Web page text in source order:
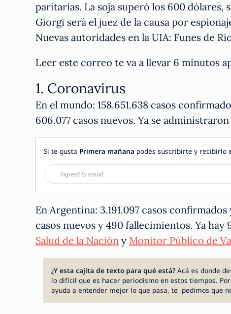
paritarias. La soja superó los 600 dólares,
Giorgi será el juez de la causa por
Nuevas autoridades en la UIA: Funes de
Leer este correo te va a llevar 6 minutos
1. Coronavirus
En el mundo: 158.651.638 casos
606.077 casos nuevos. Ya se
Si te gusta Primera mañana podés suscribirte y recibirlo
En Argentina: 3.191.097 casos
casos nuevos y 490 fallecimientos. Ya hay
Salud de la Nación y Monitor Público de
¿Y esta cajita de texto para qué está? Acá es donde
lo difícil que es hacer periodismo en estos tiempos.
ayuda a entender mejor lo que pasa, te pedimos que